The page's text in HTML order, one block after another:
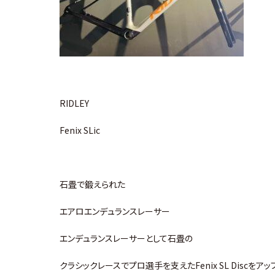
RIDLEY
Fenix SLic
石畳で鍛えられた
エアロエンデュランスレーサー
エンデュランスレーサーとして石畳の
クラシックレースでプロ選手を支えたFenix SL Discをアッ